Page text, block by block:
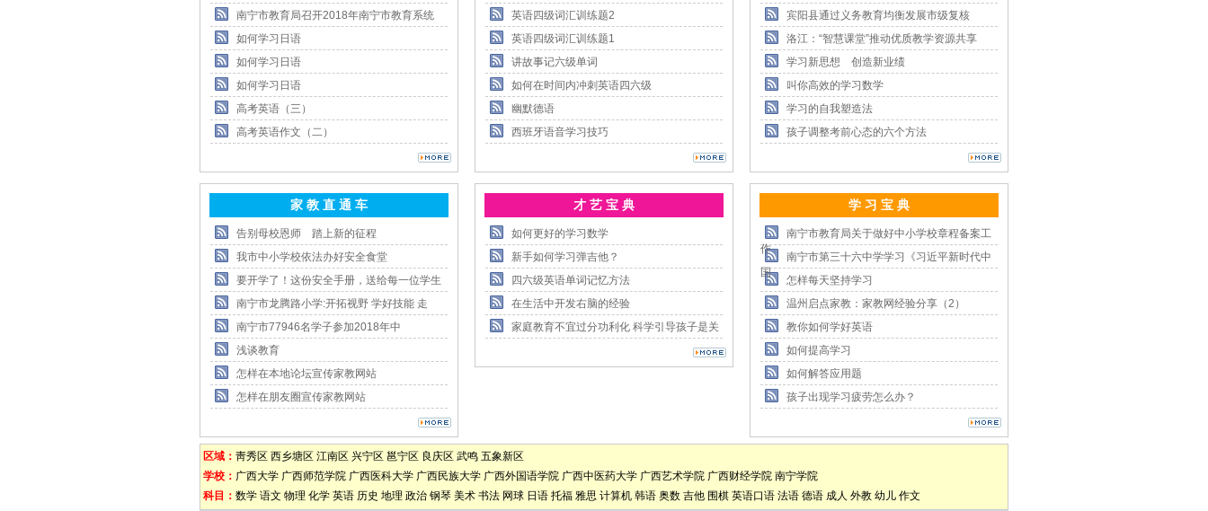
南宁市教育局召开2018年南宁市教育系统
如何学习日语
如何学习日语
如何学习日语
高考英语（三）
高考英语作文（二）
英语四级词汇训练题2
英语四级词汇训练题1
讲故事记六级单词
如何在时间内冲刺英语四六级
幽默德语
西班牙语音学习技巧
宾阳县通过义务教育均衡发展市级复核
洛江：“智慧课堂”推动优质教学资源共享
学习新思想 创造新业绩
叫你高效的学习数学
学习的自我塑造法
孩子调整考前心态的六个方法
家 教 直 通 车
告别母校恩师 踏上新的征程
我市中小学校依法办好安全食堂
要开学了！这份安全手册，送给每一位学生
南宁市龙腾路小学:开拓视野 学好技能 走
南宁市77946名学子参加2018年中
浅谈教育
怎样在本地论坛宣传家教网站
怎样在朋友圈宣传家教网站
才 艺 宝 典
如何更好的学习数学
新手如何学习弹吉他？
四六级英语单词记忆方法
在生活中开发右脑的经验
家庭教育不宜过分功利化 科学引导孩子是关
学 习 宝 典
南宁市教育局关于做好中小学校章程备案工
作
南宁市第三十六中学学习《习近平新时代中
国
怎样每天坚持学习
温州启点家教：家教网经验分享（2）
教你如何学好英语
如何提高学习
如何解答应用题
孩子出现学习疲劳怎么办？
区域： 靑秀区 西乡塘区 江南区 兴宁区 邕宁区 良庆区 武鸣 五象新区
学校： 广西大学 广西师范学院 广西医科大学 广西民族大学 广西外国语学院 广西中医药大学 广西艺术学院 广西财经学院 南宁学院
科目： 数学 语文 物理 化学 英语 历史 地理 政治 钢琴 美术 书法 网球 日语 托福 雅思 计算机 韩语 奥数 吉他 围棋 英语口语 法语 德语 成人 外教 幼儿 作文